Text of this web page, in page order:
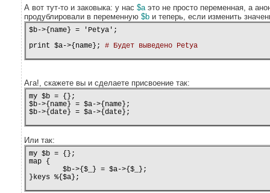
А вот тут-то и заковыка: у нас $aэто не просто переменная, а
продублировали в переменную $b и теперь, если изменить
$b->{name} = 'Petya';
print $a->{name}; # Будет выведено Petya
Ага!, скажете вы и сделаете присвоение так:
my $b = {};
$b->{name} = $a->{name};
$b->{date} = $a->{date};
Или так:
my $b = {};
map {
}keys %{$a};